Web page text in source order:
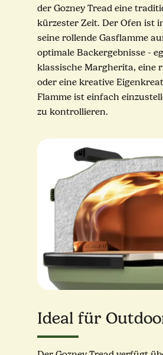
der Gozney Tread eine
kürzester Zeit. Der Ofen ist
seine rollende Gasflamme
optimale Backergebnisse -
klassische Margherita, eine
oder eine kreative
Flamme ist einfach
zu kontrollieren.
Ideal für